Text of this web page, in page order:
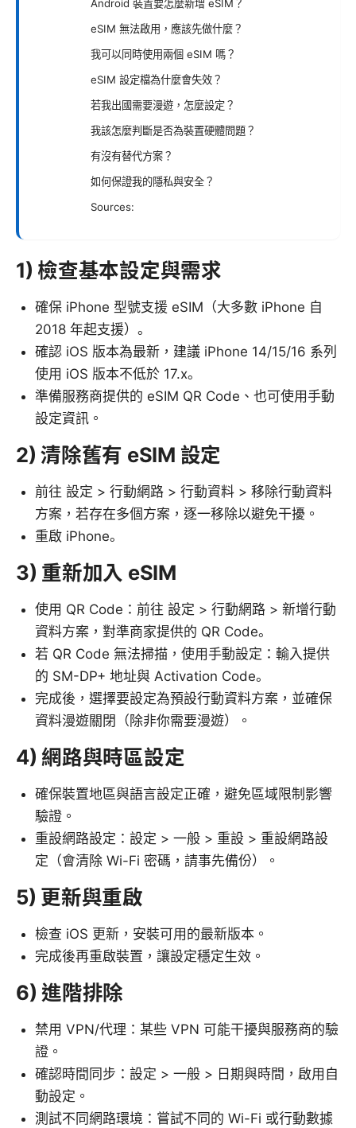
Android 裝置要怎麼新增 eSIM？
eSIM 無法啟用，應該先做什麼？
我可以同時使用兩個 eSIM 嗎？
eSIM 設定檔為什麼會失效？
若我出國需要漫遊，怎麼設定？
我該怎麼判斷是否為裝置硬體問題？
有沒有替代方案？
如何保證我的隱私與安全？
Sources:
1) 檢查基本設定與需求
確保 iPhone 型號支援 eSIM（大多數 iPhone 自
2018 年起支援）。
確認 iOS 版本為最新，建議 iPhone 14/15/16 系列
使用 iOS 版本不低於 17.x。
準備服務商提供的 eSIM QR Code、也可使用手動
設定資訊。
2) 清除舊有 eSIM 設定
前往 設定 > 行動網路 > 行動資料 > 移除行動資料
方案，若存在多個方案，逐一移除以避免干擾。
重啟 iPhone。
3) 重新加入 eSIM
使用 QR Code：前往 設定 > 行動網路 > 新增行動
資料方案，對準商家提供的 QR Code。
若 QR Code 無法掃描，使用手動設定：輸入提供
的 SM-DP+ 地址與 Activation Code。
完成後，選擇要設定為預設行動資料方案，並確保
資料漫遊關閉（除非你需要漫遊）。
4) 網路與時區設定
確保裝置地區與語言設定正確，避免區域限制影響
驗證。
重設網路設定：設定 > 一般 > 重設 > 重設網路設
定（會清除 Wi-Fi 密碼，請事先備份）。
5) 更新與重啟
檢查 iOS 更新，安裝可用的最新版本。
完成後再重啟裝置，讓設定穩定生效。
6) 進階排除
禁用 VPN/代理：某些 VPN 可能干擾與服務商的驗
證。
確認時間同步：設定 > 一般 > 日期與時間，啟用自
動設定。
測試不同網路環境：嘗試不同的 Wi-Fi 或行動數據